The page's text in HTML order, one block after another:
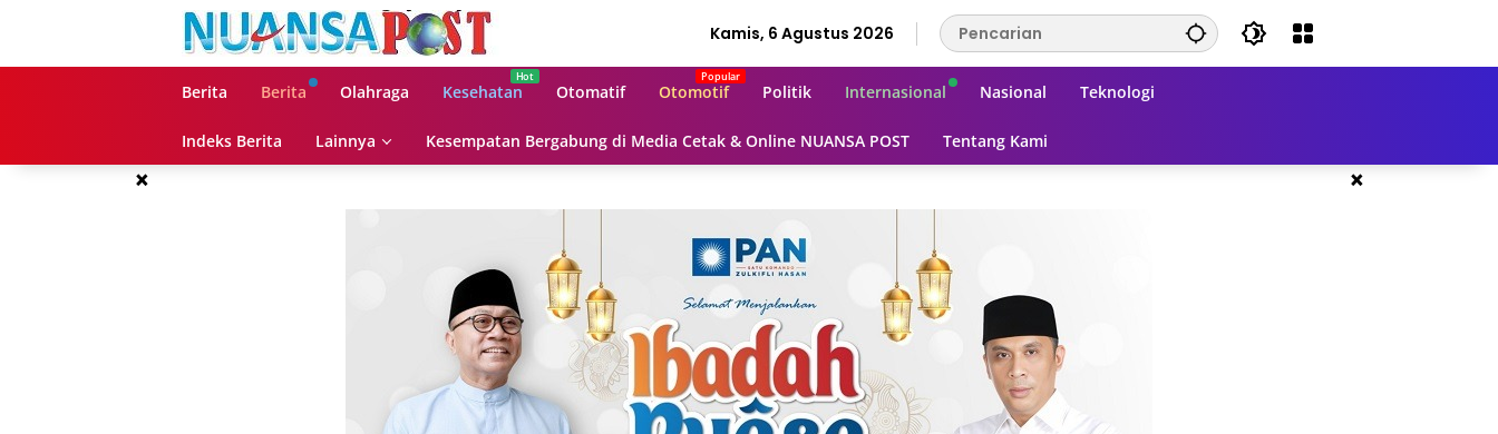
Kamis, 6 Agustus 2026
Berita Berita Olahraga Kesehatan Otomatif Otomotif Politik Internasional Nasional Teknologi
Indeks Berita Lainnya Kesempatan Bergabung di Media Cetak & Online NUANSA POST Tentang Kami
× ×